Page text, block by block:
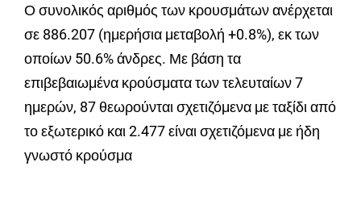
Ο συνολικός αριθμός των κρουσμάτων ανέρχεται
σε 886.207 (ημερήσια μεταβολή +0.8%), εκ των
οποίων 50.6% άνδρες. Με βάση τα
επιβεβαιωμένα κρούσματα των τελευταίων 7
ημερών, 87 θεωρούνται σχετιζόμενα με ταξίδι από
το εξωτερικό και 2.477 είναι σχετιζόμενα με ήδη
γνωστό κρούσμα